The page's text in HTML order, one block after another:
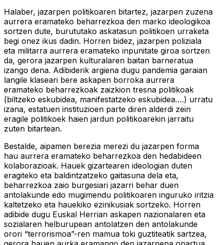
Halaber, jazarpen politikoaren bitartez, jazarpen zuzena
aurrera eramateko beharrezkoa den marko ideologikoa
sortzen dute, burututako askatasun politikoen urraketa
begi onez ikus dadin. Horren bidez, jazarpen poliziala
eta militarra aurrera eramateko inpunitate giroa sortzen
da, gerora jazarpen kulturalaren baitan barneratua
izango dena. Adibiderik argiena dugu pandemia garaian
langile klaseari bere askapen borroka aurrera
eramateko beharrezkoak zaizkion tresna politikoak
(biltzeko eskubidea, manifestatzeko eskubidea….) urratu
izana, estatuen instituzioen parte diren alderdi zein
eragile politikoek haien jardun politikoarekin jarraitu
zuten bitartean.
Bestalde, aipamen berezia merezi du jazarpen forma
hau aurrera eramateko beharrezkoa den hedabideen
kolaborazioak. Hauek gizartearen ideologian duten
eragiteko eta baldintzatzeko gaitasuna dela eta,
beharrezkoa zaio burgesiari jazarri behar duen
antolakunde edo mugimendu politikoaren inguruko iritzia
kaltetzeko eta hauekiko ezinikusiak sortzeko. Horren
adibide dugu Euskal Herrian askapen nazionalaren eta
sozialaren helburupean antolatzen den antolakunde
orori “terrorismoa”-ren mamua toki guztiteatik sartzea,